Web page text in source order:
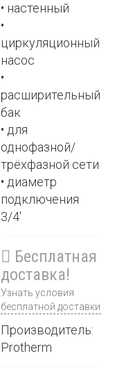
• настенный
•
циркуляционный
насос
•
расширительный
бак
• для
однофазной/
трёхфазной сети
• диаметр
подключения
3/4'
Бесплатная
доставка!
Узнать условия
бесплатной доставки
Производитель:
Protherm